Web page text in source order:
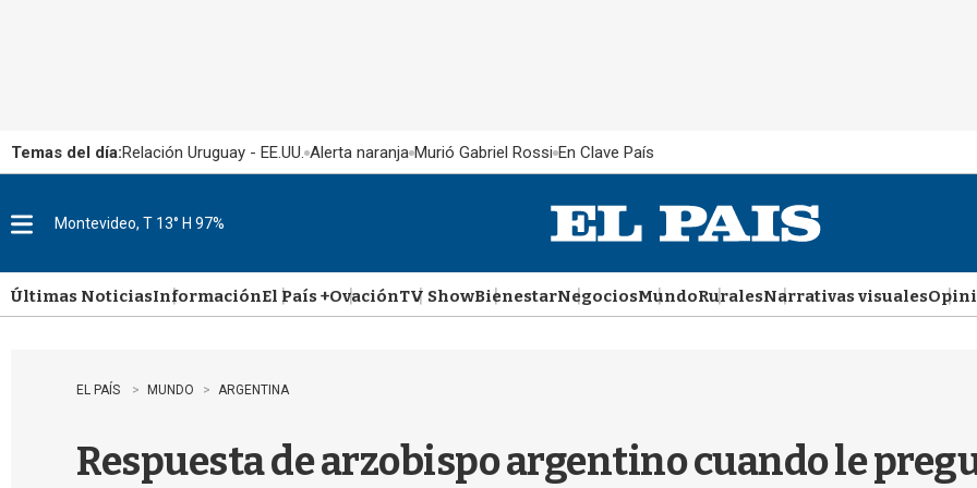
Temas del día:Relación Uruguay - EE.UU. Alerta naranja Murió Gabriel Rossi En Clave País
u
Montevideo, T 13° H 97%
Últimas NoticiasInformaciónEl País +OvaciónTV ShowBienestarNegociosMundoRuralesNarrativas visuales
EL PAÍS MUNDO ARGENTINA
Respuesta de arzobispo argentino cuando le